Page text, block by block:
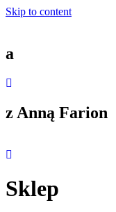
Skip to content
a
z Anną Farion
Sklep